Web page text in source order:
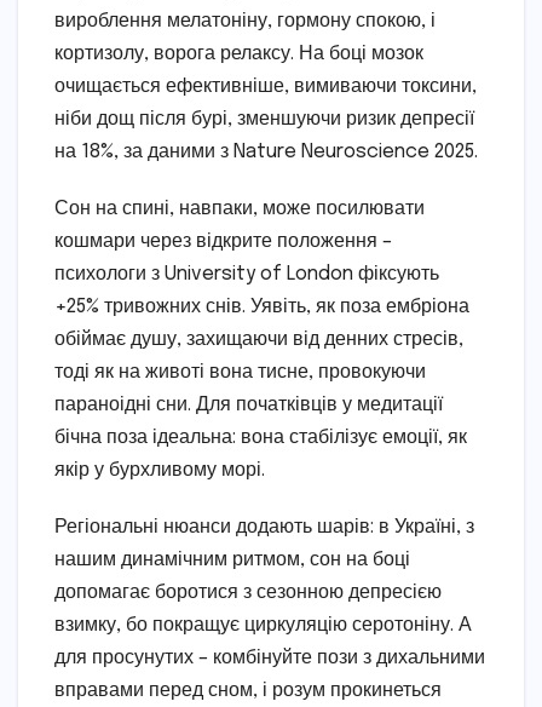
вироблення мелатоніну, гормону спокою, і
кортизолу, ворога релаксу. На боці мозок
очищається ефективніше, вимиваючи токсини,
ніби дощ після бурі, зменшуючи ризик депресії
на 18%, за даними з Nature Neuroscience 2025.
Сон на спині, навпаки, може посилювати
кошмари через відкрите положення –
психологи з University of London фіксують
+25% тривожних снів. Уявіть, як поза ембріона
обіймає душу, захищаючи від денних стресів,
тоді як на животі вона тисне, провокуючи
параноідні сни. Для початківців у медитації
бічна поза ідеальна: вона стабілізує емоції, як
якір у бурхливому морі.
Регіональні нюанси додають шарів: в Україні, з
нашим динамічним ритмом, сон на боці
допомагає боротися з сезонною депресією
взимку, бо покращує циркуляцію серотоніну. А
для просунутих – комбінуйте пози з дихальними
вправами перед сном, і розум прокинеться